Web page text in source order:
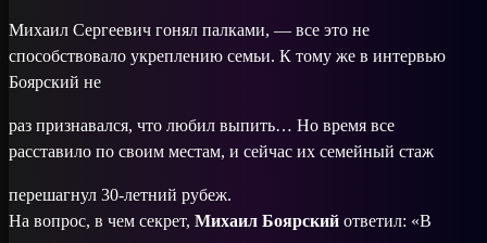
Михаил Сергеевич гонял палками, — все это не
способствовало укреплению семьи. К тому же в интервью
Боярский не
раз признавался, что любил выпить… Но время все
расставило по своим местам, и сейчас их семейный стаж
перешагнул 30-летний рубеж.
На вопрос, в чем секрет, Михаил Боярский ответил: «В